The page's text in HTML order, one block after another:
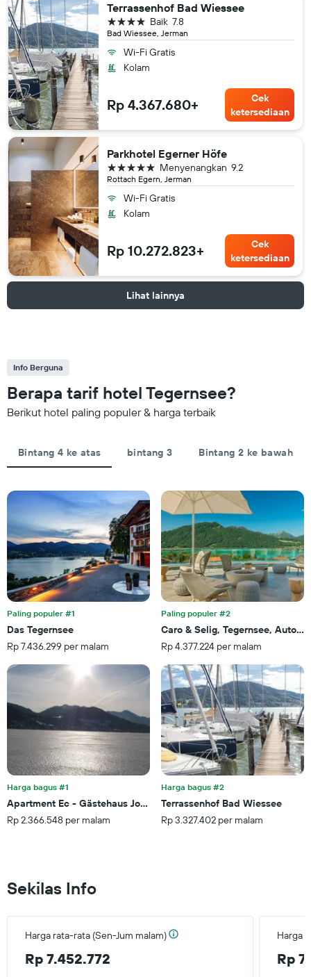
Terrassenhof Bad Wiessee
Bad Wiessee, Jerman
7.8
Baik
bintang 4
Wi-Fi Gratis
Kolam
Rp 4.367.680+
Cek
ketersediaan
Parkhotel Egerner Höfe
Rottach Egern, Jerman
9.2
Menyenangkan
bintang 5
Wi-Fi Gratis
Kolam
Rp 10.272.823+
Cek
ketersediaan
Lihat lainnya
Info Berguna
Berapa tarif hotel Tegernsee?
Berikut hotel paling populer & harga terbaik
Bintang 4 ke atas bintang 3 Bintang 2 ke bawah
Paling populer #1
Das Tegernsee
Rp 7.436.299 per malam
Paling populer #2
Caro & Selig, Tegernsee,
Rp 4.377.224 per malam
Harga bagus #1
Apartment Ec - Gästehaus Johanna
Rp 2.366.548 per malam
Harga bagus #2
Terrassenhof Bad Wiessee
Rp 3.327.402 per malam
Sekilas Info
Harga rata-rata (Sen-Jum malam)
Rp 7.452.772
Harga
Rp